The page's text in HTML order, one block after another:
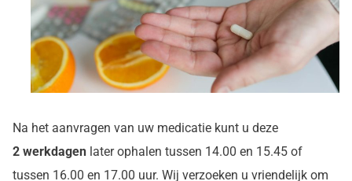
Na het aanvragen van uw medicatie kunt u deze
2 werkdagen later ophalen tussen 14.00 en 15.45 of
tussen 16.00 en 17.00 uur. Wij verzoeken u vriendelijk om